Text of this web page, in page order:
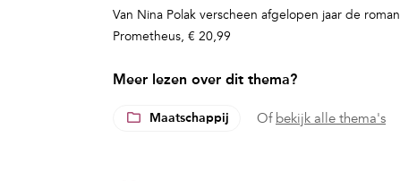
Van Nina Polak verscheen afgelopen jaar de roman
Prometheus, € 20,99
Meer lezen over dit thema?
Maatschappij Of bekijk alle thema's